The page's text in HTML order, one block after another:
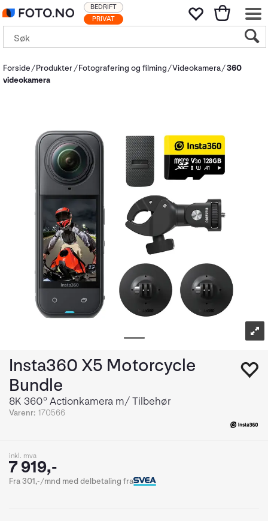
PRIVAT
BEDRIFT
Forside Produkter Fotografering og filming Videokamera 360
videokamera
Insta360 X5 Motorcycle
Bundle
8K 360° Actionkamera m/ Tilbehør
Varenr: 170566
inkl. mva
7 919,-
Fra 301,-/mnd med delbetaling fra